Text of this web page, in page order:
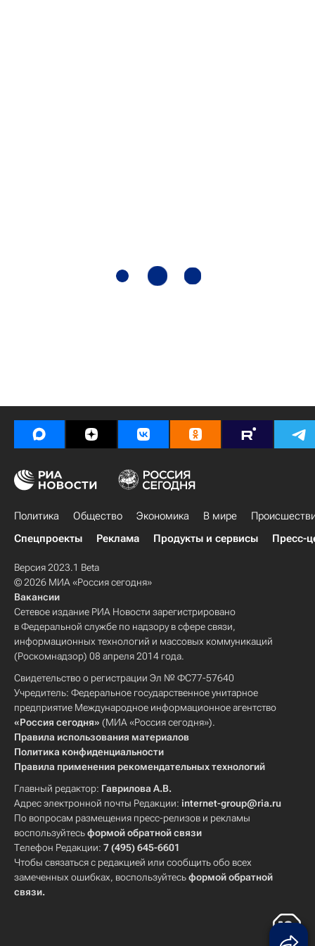
Политика Общество Экономика В мире
Спецпроекты
Реклама Продукты и сервисы Пресс-
Версия 2023.1 Beta
© 2026 МИА «Россия сегодня»
Вакансии
Сетевое издание РИА Новости зарегистрировано
в Федеральной службе по надзору в сфере связи,
информационных технологий и массовых коммуникаций
(Роскомнадзор) 08 апреля 2014 года.
Свидетельство о регистрации Эл № ФС77-57640
Учредитель: Федеральное государственное унитарное
предприятие Международное информационное агентство
«Россия сегодня» (МИА «Россия сегодня»).
Правила использования материалов
Политика конфиденциальности
Правила применения рекомендательных технологий
Главный редактор: Гаврилова А.В.
Адрес электронной почты Редакции: internet-group@ria.ru
По вопросам размещения пресс-релизов и рекламы
воспользуйтесьформой обратной связи
Телефон Редакции: 7 (495) 645-6601
Чтобы связаться с редакцией или сообщить обо всех
замеченных ошибках, воспользуйтесьформой обратной
связи.